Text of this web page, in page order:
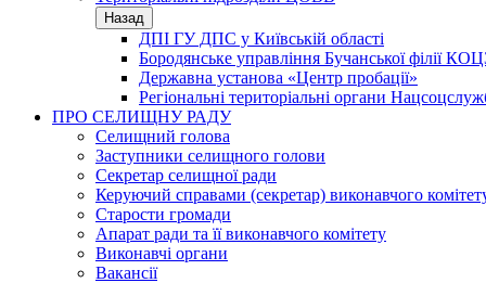
Назад
ДПІ ГУ ДПС у Київській області
Бородянське управління Бучанської філії
Державна установа «Центр пробації»
Регіональні територіальні органи
ПРО СЕЛИЩНУ РАДУ
Селищний голова
Заступники селищного голови
Секретар селищної ради
Керуючий справами (секретар) виконавчого
Старости громади
Апарат ради та її виконавчого комітету
Виконавчі органи
Вакансії